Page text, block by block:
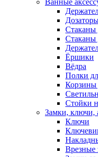
Стаканы
Стаканы
Ёршики
Вёдра
Полки
Корзины
Стойки
Замки, ключи,
Ключи
Врезные